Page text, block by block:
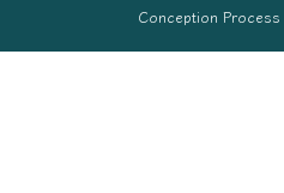
Conception Process